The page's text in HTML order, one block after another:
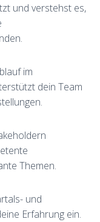
und verstehst es,
im
dein Team
Themen.
und
Erfahrung ein.